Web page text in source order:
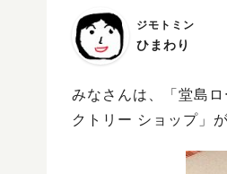
ジモトミン
ひまわり
みなさんは、「堂島
クトリー ショップ」